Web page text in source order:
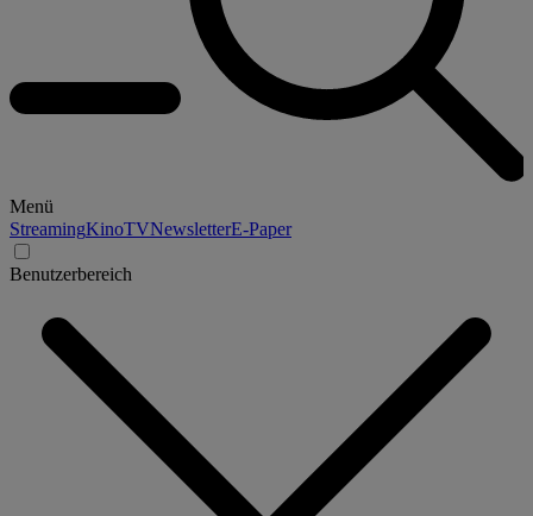
Menü
StreamingKinoTVNewsletterE-Paper
Benutzerbereich